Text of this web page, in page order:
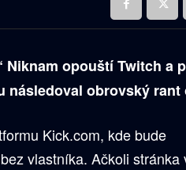
Niknam opouští Twitch a
obrovský rant
Kick.com, kde bude
vlastníka. Ačkoli stránka